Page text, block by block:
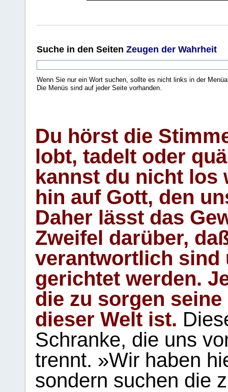
Suche in den Seiten Zeugen der Wahrheit
Wenn Sie nur ein Wort suchen, sollte es nicht links in der
Die Menüs sind auf jeder Seite vorhanden..
Du hörst die
lobt, tadelt oder
kannst du nicht los
hin auf Gott, den
Daher lässt das
Zweifel darüber,
verantwortlich sind
gerichtet werden.
die zu sorgen
dieser Welt ist.
Schranke, die uns
trennt. »Wir haben
sondern suchen die